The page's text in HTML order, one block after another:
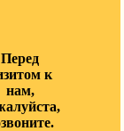
Перед
к
нам,